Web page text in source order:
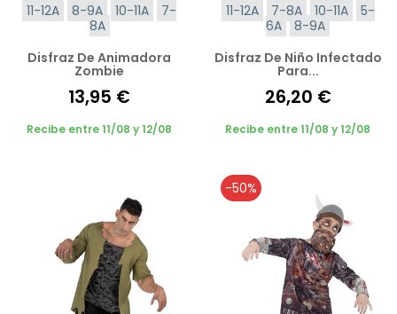
11-12A 8-9A 10-11A
7-
8A
Disfraz De Animadora
Zombie
13,95 €
Recibe entre 11/08 y 12/08
11-12A 7-8A 10-11A
5-
6A
8-9A
Disfraz De Niño Infectado
Para...
26,20 €
Recibe entre 11/08 y 12/08
-50%